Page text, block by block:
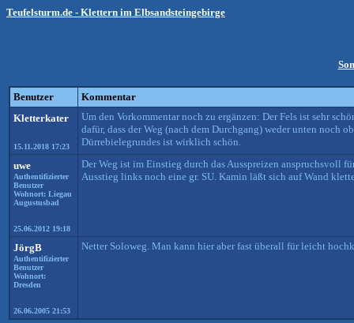
Teufelsturm.de - Klettern im Elbsandsteingebirge
Benutzer
Kommentar
Kletterkater
15.11.2018 17:23
Um den Vorkommentar noch zu ergänzen: Der Fels ist sehr
dafür, dass der Weg (nach dem Durchgang) weder unten noch
Dürrebielegrundes ist wirklich schön.
uwe
Authentifizierter
Benutzer
Wohnort: Liegau
Augustusbad
25.06.2012 19:18
Der Weg ist im Einstieg durch das Ausspreizen anspruchsvoll
Ausstieg links noch eine gr. SU. Kamin läßt sich auf Wand
JörgB
Authentifizierter
Benutzer
Wohnort:
Dresden
26.06.2005 21:53
Netter Soloweg. Man kann hier aber fast überall für leicht